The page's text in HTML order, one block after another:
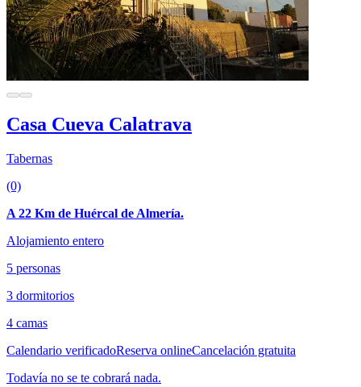
Casa Cueva Calatrava
Tabernas
(0)
A 22 Km de Huércal de Almería.
Alojamiento entero
5 personas
3 dormitorios
4 camas
Calendario verificadoReserva onlineCancelación gratuita
Todavía no se te cobrará nada.